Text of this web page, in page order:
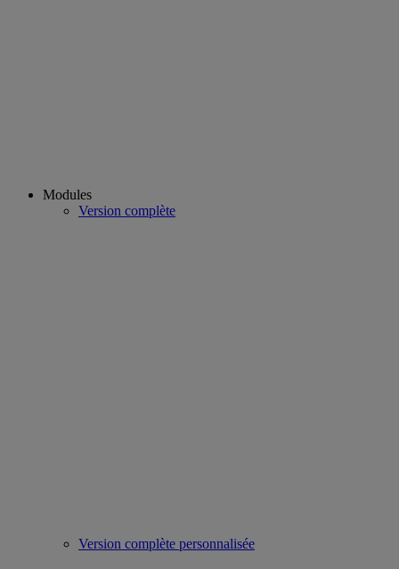
Modules
Version complète
Version complète personnalisée